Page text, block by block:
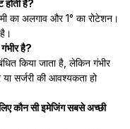
होती है?
का अलगाव और 1° का रोटेशन।
है?
किया जाता है, लेकिन गंभीर
सर्जरी की आवश्यकता हो
कौन सी इमेजिंग सबसे अच्छी